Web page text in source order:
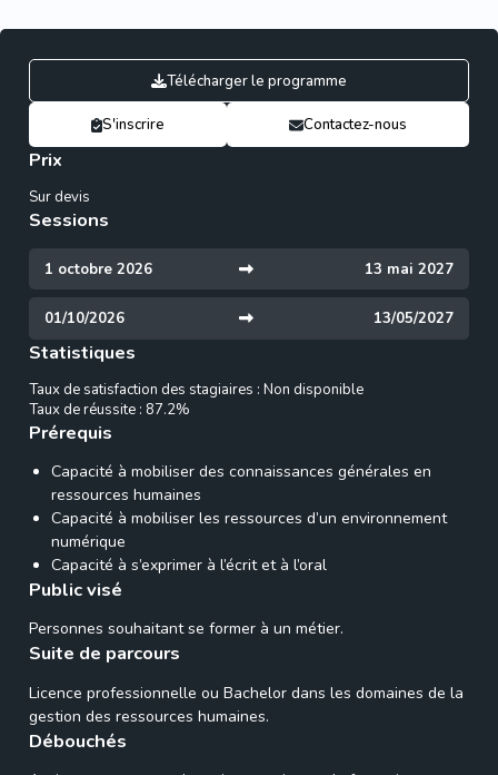
Télécharger le programme
S'inscrire Contactez-nous
Prix
Sur devis
Sessions
1 octobre 2026 13 mai 2027
01/10/2026 13/05/2027
Statistiques
Taux de satisfaction des stagiaires : Non disponible
Taux de réussite : 87.2%
Prérequis
Capacité à mobiliser des connaissances générales en
ressources humaines
Capacité à mobiliser les ressources d’un environnement
numérique
Capacité à s’exprimer à l’écrit et à l’oral
Public visé
Personnes souhaitant se former à un métier.
Suite de parcours
Licence professionnelle ou Bachelor dans les domaines de la
gestion des ressources humaines.
Débouchés